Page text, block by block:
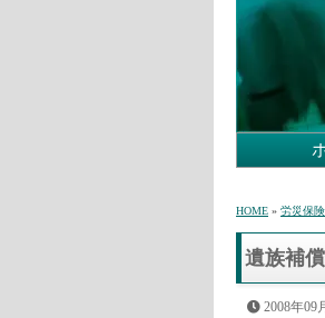
HOME » 労災保
遺族補
2008年09